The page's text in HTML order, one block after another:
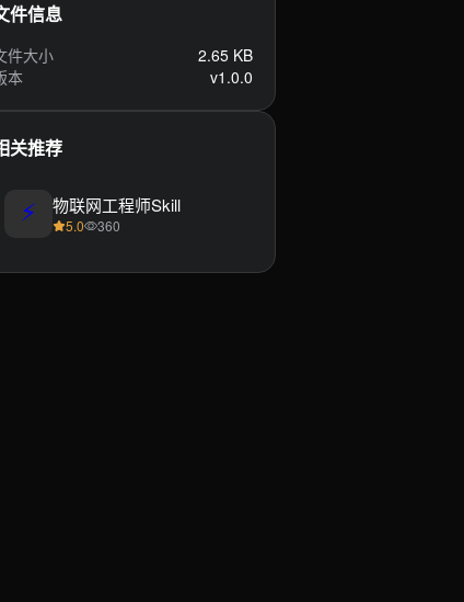
件信息
件大小
2.65 KB
本
v1.0.0
关推荐
⚡ 物联网工程师Skill
5.0 360